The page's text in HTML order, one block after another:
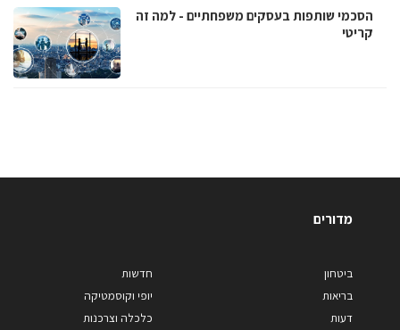
הסכמי שותפות בעסקים משפחתיים - למה זה
קריטי
מדורים
ביטחון
בריאות
דעות
חדשות
יופי וקוסמטיקה
כלכלה וצרכנות